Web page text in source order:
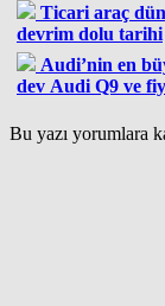
Ticari araç
devrim dolu tarihi
Audi’nin en
dev Audi Q9 ve
Bu yazı yorumlara